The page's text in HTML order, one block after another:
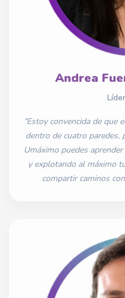
Andrea
"Estoy convencida de que
dentro de cuatro paredes,
Umáximo puedes
y explotando al máximo
compartir caminos